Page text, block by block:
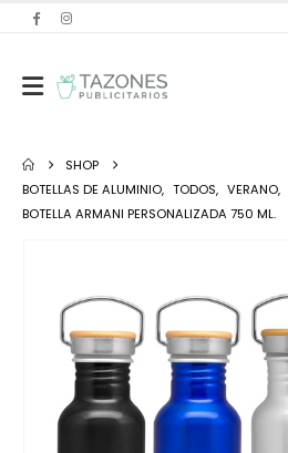
SHOP
BOTELLAS DE ALUMINIO, TODOS, VERANO,
BOTELLA ARMANI PERSONALIZADA 750 ML.